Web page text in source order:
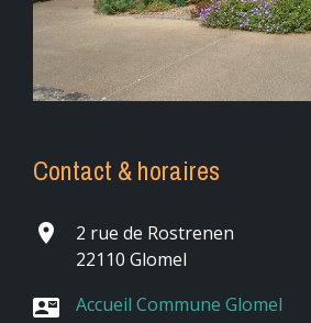
Contact & horaires
place
2 rue de Rostrenen
22110 Glomel
contact_mail Accueil Commune Glomel